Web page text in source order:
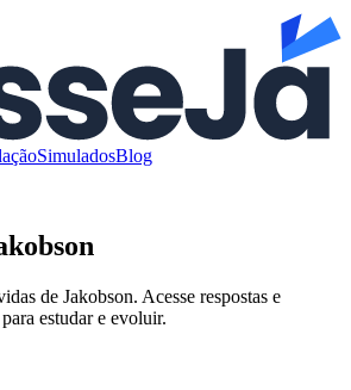
SimuladosBlog
de Jakobson. Acesse respostas e
estudar e evoluir.